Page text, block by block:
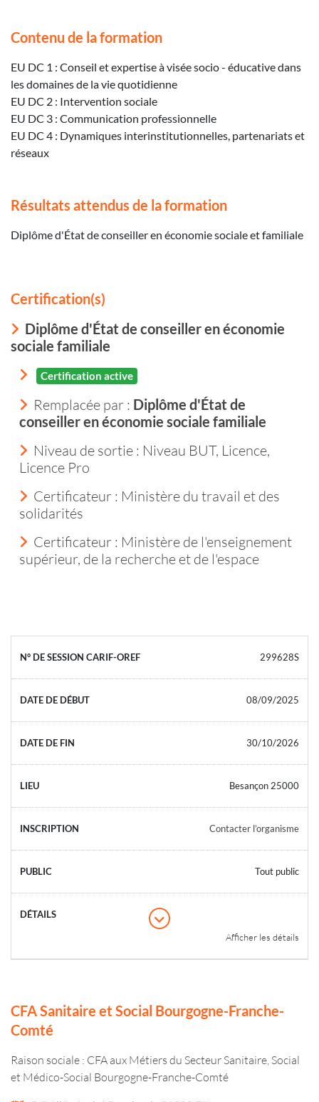
Contenu de la formation
EU DC 1 : Conseil et expertise à visée socio - éducative dans
les domaines de la vie quotidienne
EU DC 2 : Intervention sociale
EU DC 3 : Communication professionnelle
EU DC 4 : Dynamiques interinstitutionnelles, partenariats et
réseaux
Résultats attendus de la formation
Diplôme d'État de conseiller en économie sociale et familiale
Certification(s)
Diplôme d'État de conseiller en économie
sociale familiale
Certification active
Remplacée par : Diplôme d'État de
conseiller en économie sociale familiale
Niveau de sortie : Niveau BUT, Licence,
Licence Pro
Certificateur : Ministère du travail et des
solidarités
Certificateur : Ministère de l'enseignement
supérieur, de la recherche et de l'espace
299628S
08/09/2025
30/10/2026
Besançon 25000
Contacter l’organisme
Tout public
Afficher les détails
CFA Sanitaire et Social Bourgogne-Franche-
Comté
Raison sociale : CFA aux Métiers du Secteur Sanitaire, Social
et Médico-Social Bourgogne-Franche-Comté